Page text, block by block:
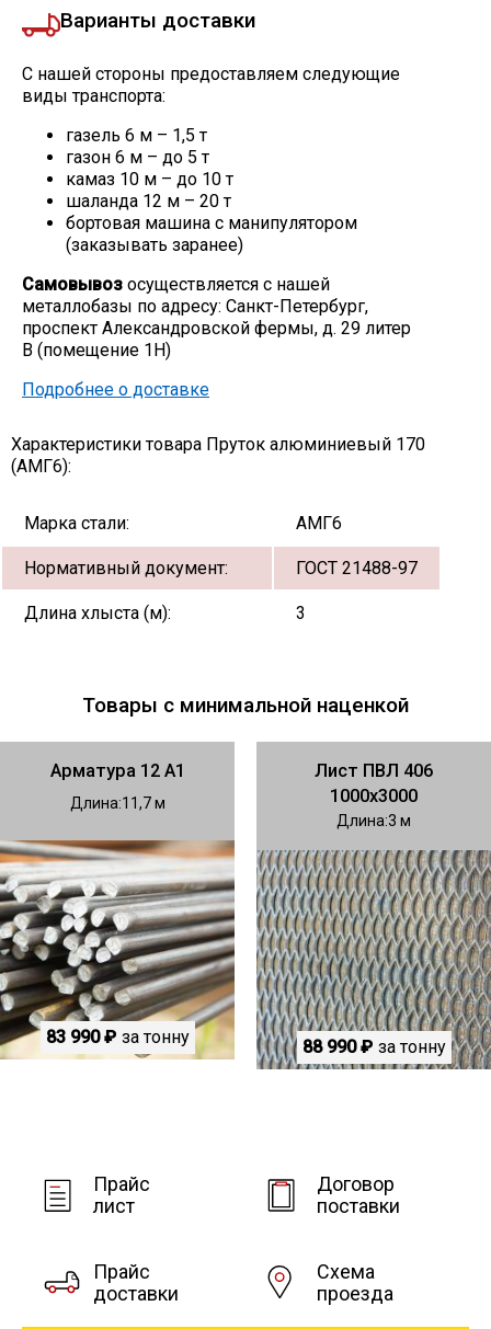
Варианты доставки
С нашей стороны предоставляем следующие
виды транспорта:
газель 6 м – 1,5 т
газон 6 м – до 5 т
камаз 10 м – до 10 т
шаланда 12 м – 20 т
бортовая машина с манипулятором
(заказывать заранее)
Самовывоз осуществляется с нашей
металлобазы по адресу: Санкт-Петербург,
проспект Александровской фермы, д. 29 литер
В (помещение 1Н)
Подробнее о доставке
Характеристики товара Пруток алюминиевый 170
(АМГ6):
Марка стали: АМГ6
Нормативный документ: ГОСТ 21488-97
Длина хлыста (м): 3
Товары с минимальной наценкой
Арматура 12 А1
Длина 11,7
83 990 ₽ за тонну
Лист ПВЛ 406
1000х3000
Длина 3
88 990 ₽ за тонну
Прайс
лист
Договор
поставки
Прайс
доставки
Схема
проезда